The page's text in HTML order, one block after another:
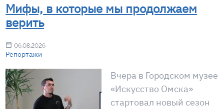
Мифы, в которые мы продолжаем
верить
06.08.2026
Репортажи
Вчера в Городском музее
«Искусство Омска»
стартовал новый сезон